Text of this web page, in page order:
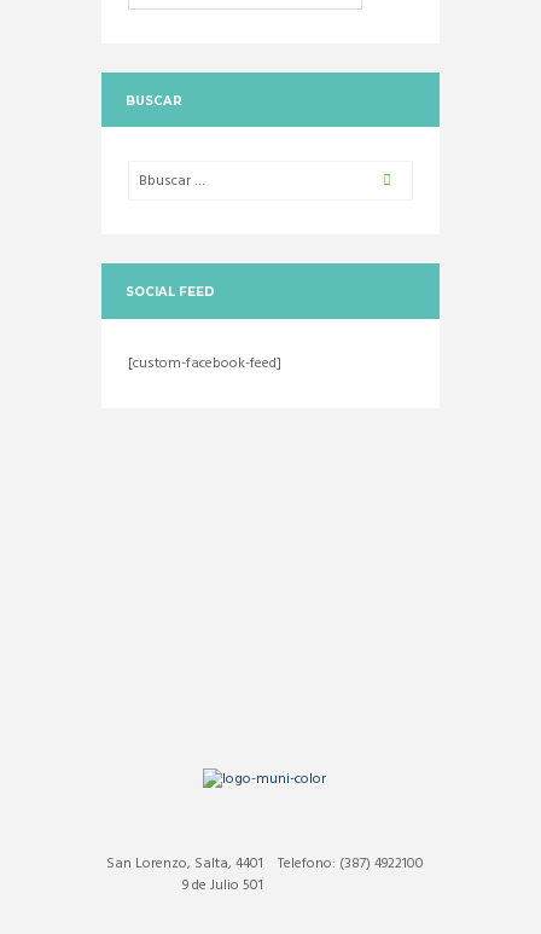
BUSCAR
SOCIAL FEED
[custom-facebook-feed]
Telefono: (387) 4922100
San Lorenzo, Salta, 4401
9 de Julio 501